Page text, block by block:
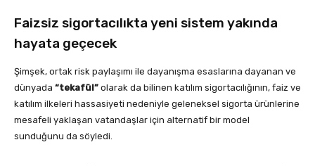
Faizsiz sigortacılıkta yeni sistem yakında
hayata geçecek
Şimşek, ortak risk paylaşımı ile dayanışma esaslarına dayanan ve
dünyada “tekafül” olarak da bilinen katılım sigortacılığının, faiz ve
katılım ilkeleri hassasiyeti nedeniyle geleneksel sigorta ürünlerine
mesafeli yaklaşan vatandaşlar için alternatif bir model
sunduğunu da söyledi.